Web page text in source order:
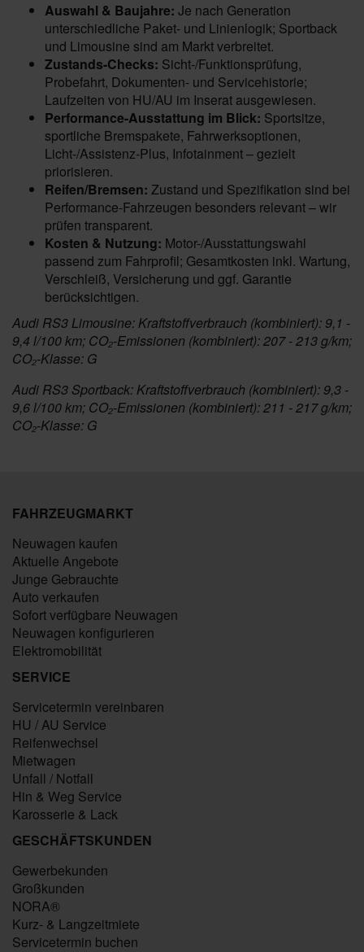
Auswahl & Baujahre: Je nach Generation
unterschiedliche Paket- und Linienlogik; Sportback
und Limousine sind am Markt verbreitet.
Zustands-Checks: Sicht-/Funktionsprüfung,
Probefahrt, Dokumenten- und Servicehistorie;
Laufzeiten von HU/AU im Inserat ausgewiesen.
Performance-Ausstattung im Blick: Sportsitze,
sportliche Bremspakete, Fahrwerksoptionen,
Licht‑/Assistenz‑Plus, Infotainment – gezielt
priorisieren.
Reifen/Bremsen: Zustand und Spezifikation sind bei
Performance-Fahrzeugen besonders relevant – wir
prüfen transparent.
Kosten & Nutzung: Motor-/Ausstattungswahl
passend zum Fahrprofil; Gesamtkosten inkl. Wartung,
Verschleiß, Versicherung und ggf. Garantie
berücksichtigen.
Audi RS3 Limousine: Kraftstoffverbrauch (kombiniert): 9,1 -
9,4 l/100 km; CO₂-Emissionen (kombiniert): 207 - 213 g/km;
CO₂-Klasse: G
Audi RS3 Sportback: Kraftstoffverbrauch (kombiniert): 9,3 -
9,6 l/100 km; CO₂-Emissionen (kombiniert): 211 - 217 g/km;
CO₂-Klasse: G
FAHRZEUGMARKT
Neuwagen kaufen
Aktuelle Angebote
Junge Gebrauchte
Auto verkaufen
Sofort verfügbare Neuwagen
Neuwagen konfigurieren
Elektromobilität
SERVICE
Servicetermin vereinbaren
HU / AU Service
Reifenwechsel
Mietwagen
Unfall / Notfall
Hin & Weg Service
Karosserie & Lack
GESCHÄFTSKUNDEN
Gewerbekunden
Großkunden
NORA®
Kurz- & Langzeitmiete
Servicetermin buchen